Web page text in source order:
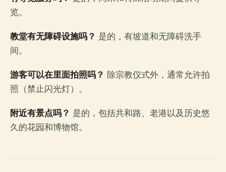
览。
教堂有无障碍设施吗？ 是的，有坡道和无障碍洗手
间。
游客可以在里面拍照吗？ 除宗教仪式外，通常允许拍
照（禁止闪光灯）。
附近有景点吗？ 是的，包括共和路、老港以及历史悠
久的花园和博物馆。